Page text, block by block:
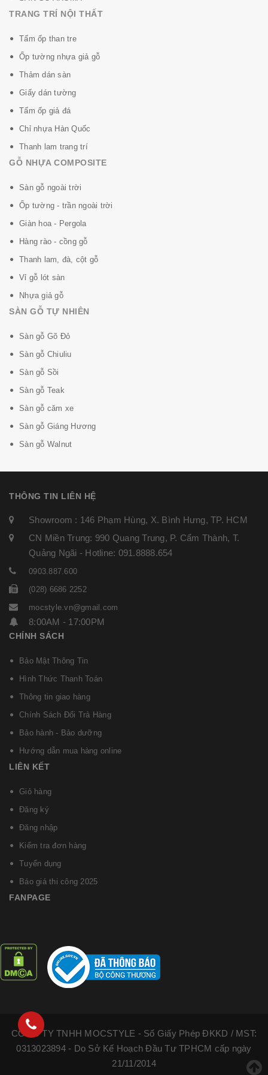
- Va chạm mềm, không gây ảnh hưởng khi tiếp xúc
mạnh trên bề mặt sàn, ưu điểm này phù hợp gia đình
có trẻ nhỏ vui chơi thường xuyên trên sàn nhà.
Tiếp cận nhu cầu ngày càng cao của khách hàng hiện
nay, sàn gỗ mang vẻ đẹp tinh tế, và một không gian
sống tốt nhất cho gia đình bạn. Rainforest tin rằng
Download E-CATALOGUE Rainforest tại đây.
TRANG TRÍ NỘI THẤT
Tấm ốp than tre
Ốp tường nhựa giả gỗ
Thảm dán sàn
Giấy dán tường
Tấm ốp giả đá
Chỉ nhựa Hàn Quốc
Thanh lam trang trí
GỖ NHỰA COMPOSITE
Sàn gỗ ngoài trời
Ốp tường - trần ngoài trời
Giàn hoa - Pergola
Hàng rào - cồng gỗ
Thanh lam, đà, cột gỗ
Vỉ gỗ lót sàn
Nhựa giả gỗ
SÀN GỖ TỰ NHIÊN
Sàn gỗ Gõ Đỏ
Sàn gỗ Chiuliu
Sàn gỗ Sồi
Sàn gỗ Teak
Sàn gỗ căm xe
Sàn gỗ Giáng Hương
Sàn gỗ Walnut
THÔNG TIN LIÊN HỆ
Showroom : 146 Phạm Hùng, X. Bình Hưng, TP. HCM
CN Miền Trung: 990 Quang Trung, P. Cẩm Thành, T.
Quảng Ngãi - Hotline: 091.8888.654
0903.887.600
(028) 6686 2252
mocstyle.vn@gmail.com
8:00AM - 17:00PM
CHÍNH SÁCH
Bảo Mật Thông Tin
Hình Thức Thanh Toán
Thông tin giao hàng
Chính Sách Đổi Trả Hàng
Bảo hành - Bảo dưỡng
Hướng dẫn mua hàng online
LIÊN KẾT
Giỏ hàng
Đăng ký
Đăng nhập
Kiểm tra đơn hàng
Tuyển dụng
Báo giá thi công 2025
FANPAGE
CÔNG TY TNHH MOCSTYLE - Số Giấy Phép ĐKKD / MST:
0313023894 - Do Sở Kế Hoạch Đầu Tư TPHCM cấp ngày
21/11/2014